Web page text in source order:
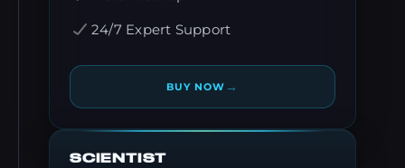
24/7 Expert Support
BUY NOW →
SCIENTIST